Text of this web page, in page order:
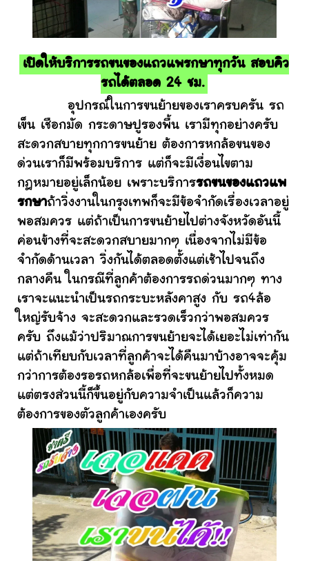
เปิดให้บริการรถขนของแถวแพรกษาทุกวัน สอบคิว
รถได้ตลอด 24 ชม.
อุปกรณ์ในการขนย้ายของเราครบครัน รถ
เข็น เชือกมัด กระดาษปูรองพื้น เรามีทุกอย่างครับ
สะดวกสบายทุกการขนย้าย ต้องการหกล้อขนของ
ด่วนเราก็มีพร้อมบริการ แต่ก็จะมีเงื่อนไขตาม
กฎหมายอยู่เล็กน้อย เพราะบริการรถขนของแถวแพ
รกษาถ้าวิ่งงานในกรุงเทพก็จะมีข้อจำกัดเรื่องเวลาอยู่
พอสมควร แต่ถ้าเป็นการขนย้ายไปต่างจังหวัดอันนี้
ค่อนข้างที่จะสะดวกสบายมากๆ เนื่องจากไม่มีข้อ
จำกัดด้านเวลา วิ่งกันได้ตลอดตั้งแต่เช้าไปจนถึง
กลางคืน ในกรณีที่ลูกค้าต้องการรถด่วนมากๆ ทาง
เราจะแนะนำเป็นรถกระบะหลังคาสูง กับ รถ4ล้อ
ใหญ่รับจ้าง จะสะดวกและรวดเร็วกว่าพอสมควร
ครับ ถึงแม้ว่าปริมาณการขนย้ายจะได้เยอะไม่เท่ากัน
แต่ถ้าเทียบกับเวลาที่ลูกค้าจะได้คืนมาบ้างอาจจะคุ้ม
กว่าการต้องรอรถหกล้อเพื่อที่จะขนย้ายไปทั้งหมด
แต่ตรงส่วนนี้ก็ขึ้นอยู่กับความจำเป็นแล้วก็ความ
ต้องการของตัวลูกค้าเองครับ